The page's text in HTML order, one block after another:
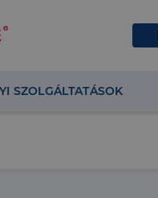
SZOLGÁLTATÁSOK